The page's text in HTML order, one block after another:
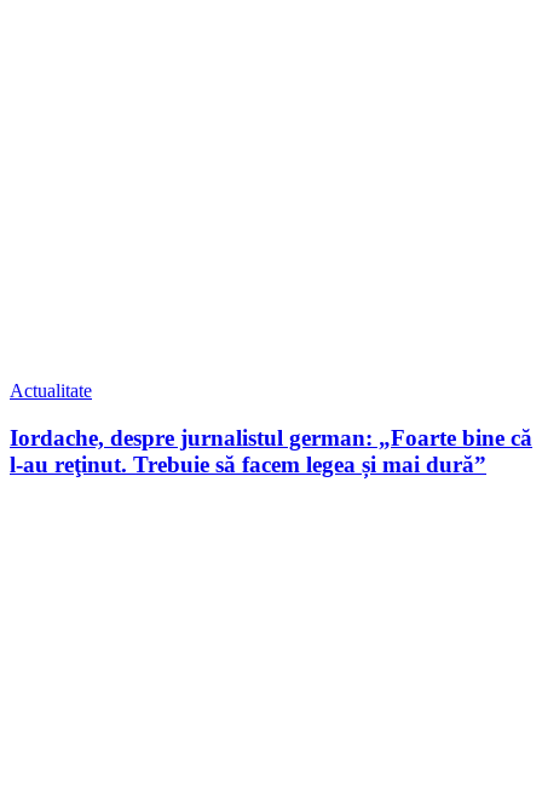
Actualitate
Iordache, despre jurnalistul german: „Foarte bine că
l-au reţinut. Trebuie să facem legea și mai dură”